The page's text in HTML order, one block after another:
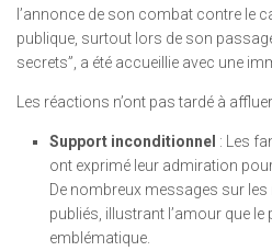
l’annonce de son combat contre le
publique, surtout lors de son
secrets”, a été accueillie avec une
Les réactions n’ont pas tardé à
Support inconditionnel : Les
ont exprimé leur admiration
De nombreux messages sur
publiés, illustrant l’amour que
emblématique.